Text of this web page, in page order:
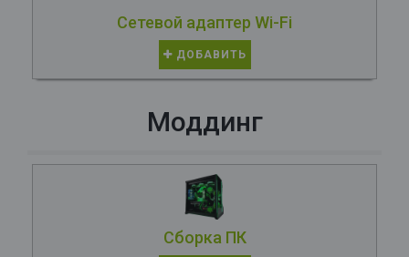
Сетевой адаптер Wi-Fi
ДОБАВИТЬ
Моддинг
Сборка ПК